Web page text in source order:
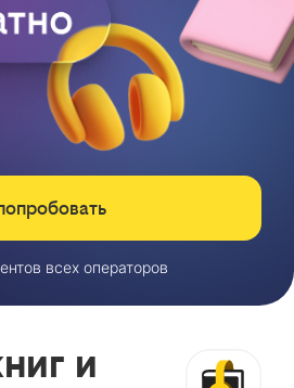
всех операторов
и